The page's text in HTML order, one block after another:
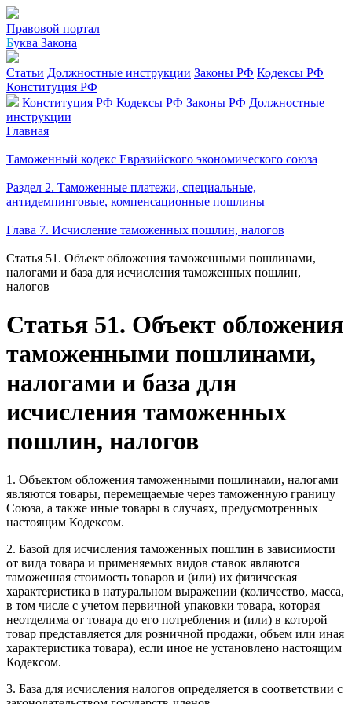
Правовой портал
Буква Закона
Статьи Должностные инструкции Законы РФ Кодексы РФ
Конституция РФ
Конституция РФ Кодексы РФ Законы РФ Должностные
инструкции
Главная
Таможенный кодекс Евразийского экономического союза
Раздел 2. Таможенные платежи, специальные,
антидемпинговые, компенсационные пошлины
Глава 7. Исчисление таможенных пошлин, налогов
Статья 51. Объект обложения таможенными пошлинами,
налогами и база для исчисления таможенных пошлин,
налогов
Статья 51. Объект обложения
таможенными пошлинами,
налогами и база для
исчисления таможенных
пошлин, налогов
1. Объектом обложения таможенными пошлинами, налогами
являются товары, перемещаемые через таможенную границу
Союза, а также иные товары в случаях, предусмотренных
настоящим Кодексом.
2. Базой для исчисления таможенных пошлин в зависимости
от вида товара и применяемых видов ставок являются
таможенная стоимость товаров и (или) их физическая
характеристика в натуральном выражении (количество, масса,
в том числе с учетом первичной упаковки товара, которая
неотделима от товара до его потребления и (или) в которой
товар представляется для розничной продажи, объем или иная
характеристика товара), если иное не установлено настоящим
Кодексом.
3. База для исчисления налогов определяется в соответствии с